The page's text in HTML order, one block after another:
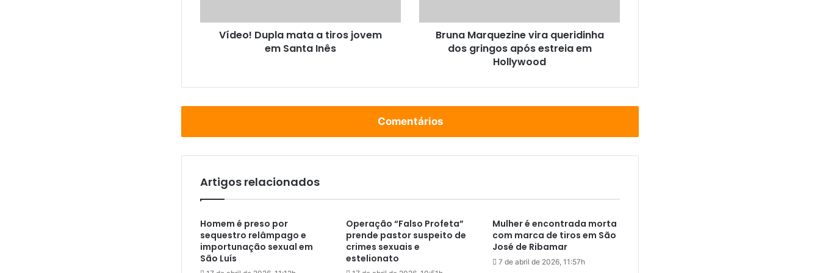
p
t
i
j
o
e
m
e
m
Vídeo! Dupla mata a tiros jovem
em Santa Inês
q
n
i
r
r
d
i
Bruna Marquezine vira queridinha
dos gringos após estreia em
Hollywood
Comentários
Artigos relacionados
Homem é preso por
sequestro relâmpago e
importunação sexual em
São Luís
Operação “Falso Profeta”
prende pastor suspeito de
crimes sexuais e
estelionato
Mulher é encontrada morta
com marca de tiros em São
José de Ribamar
7 de abril de 2026, 11:57h